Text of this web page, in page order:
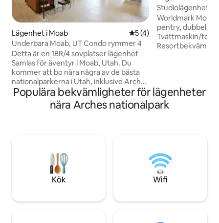
Lägenhet i Moab 5 av 5 i genomsnittligt
5 (4)
Underbara Moab, UT Condo rymmer 4
Detta är en 1BR/4 sovplatser lägenhet
Samlas för äventyr i Moab, Utah. Du
kommer att bo nära några av de bästa
nationalparkerna i Utah, inklusive Arches
och Canyonland National Parks, där du
kan vandra, cykla och promenera bland
sandstensbågar och dramatiska dalar.
eldstaden eller se solen gå ner över de
röda klippformationerna.
Studiolägenhet i
städavgift –
Worldmark Moab
pentry,
Tvättmaskin/
mountainbike
användning på
stora fordon är
Populära bekvämligheter för lägenheter
nära Arches nationalpark
Kök Wifi